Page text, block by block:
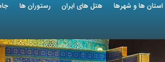
استان ها و شهرها هتل های ایران رستوران ها